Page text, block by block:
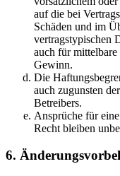
auf die bei
Schäden und im
vertragstypischen
auch für mittelbare
Gewinn.
Die
auch zugunsten
Betreibers.
Ansprüche für
Recht bleiben
6.